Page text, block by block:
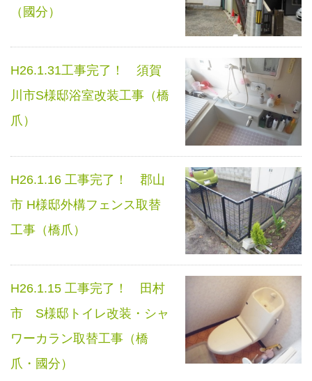
（國分）
H26.1.31工事完了！ 須賀
川市S様邸浴室改装工事（橋
爪）
H26.1.16 工事完了！ 郡山
市 H様邸外構フェンス取替
工事（橋爪）
H26.1.15 工事完了！ 田村
市 S様邸トイレ改装・シャ
ワーカラン取替工事（橋
爪・國分）